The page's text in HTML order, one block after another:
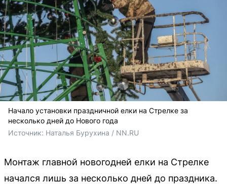
Начало установки праздничной елки на Стрелке за
несколько дней до Нового года
Источник: Наталья Бурухина / NN.RU
Монтаж главной новогодней елки на Стрелке
начался лишь за несколько дней до праздника.